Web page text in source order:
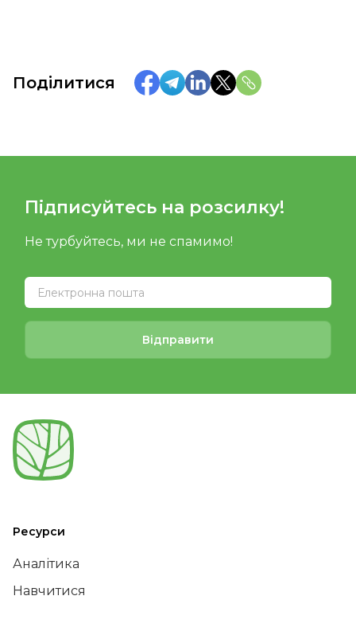
Поділитися
Підписуйтесь на розсилку!
Не турбуйтесь, ми не спамимо!
Відправити
Ресурси
Аналітика
Навчитися